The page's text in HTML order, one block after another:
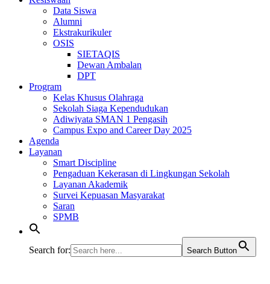
Data Siswa
Alumni
Ekstrakurikuler
OSIS
SIETAQIS
Dewan Ambalan
DPT
Program
Kelas Khusus Olahraga
Sekolah Siaga Kependudukan
Adiwiyata SMAN 1 Pengasih
Campus Expo and Career Day 2025
Agenda
Layanan
Smart Discipline
Pengaduan Kekerasan di Lingkungan Sekolah
Layanan Akademik
Survei Kepuasan Masyarakat
Saran
SPMB
Search for: Search Button